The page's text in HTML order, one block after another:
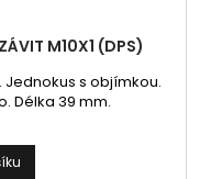
M10X1 (DPS)
Jednokus s objímkou.
Délka 39 mm.